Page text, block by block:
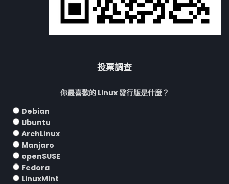
投票調查
你最喜歡的 Linux 發行版是什麼？
Debian
Ubuntu
ArchLinux
Manjaro
openSUSE
Fedora
LinuxMint